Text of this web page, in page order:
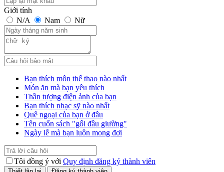
Giới tính
N/A
Nam Nữ
Bạn thích môn thể thao nào nhất
Món ăn mà bạn yêu thích
Thần tượng điện ảnh của bạn
Bạn thích nhạc sỹ nào nhất
Quê ngoại của bạn ở đâu
Tên cuốn sách "gối đầu giường"
Ngày lễ mà bạn luôn mong đợi
Tôi đồng ý với Quy định đăng ký thành viên